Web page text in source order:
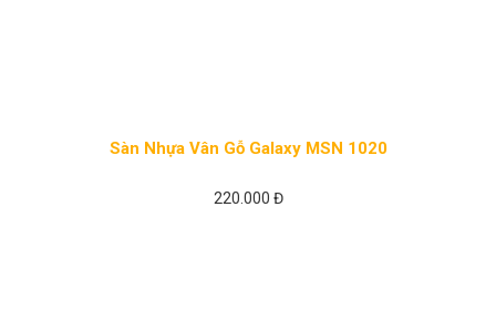
Sàn Nhựa Vân Gỗ Galaxy MSN 1020
220.000 Đ